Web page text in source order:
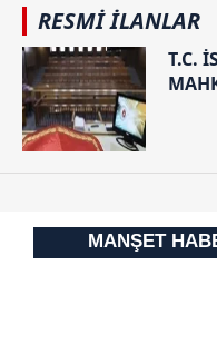
RESMİ İLANLAR
T.C.
MANŞET